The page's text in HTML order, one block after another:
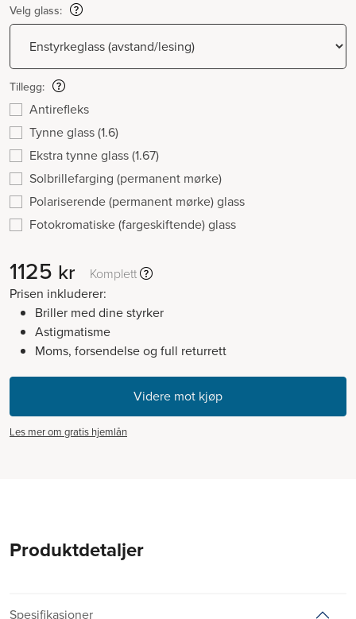
Velg glass:
Tillegg:
Antirefleks
Tynne glass (1.6)
Ekstra tynne glass (1.67)
Solbrillefarging (permanent mørke)
Polariserende (permanent mørke) glass
Fotokromatiske (fargeskiftende) glass
1125 kr
Komplett
Prisen inkluderer:
Briller med dine styrker
Astigmatisme
Moms, forsendelse og full returrett
Les mer om gratis hjemlån
Produktdetaljer
Spesifikasjoner